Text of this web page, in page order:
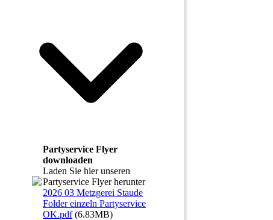
Partyservice Flyer
downloaden
Laden Sie hier unseren
Partyservice Flyer herunter
2026 03 Metzgerei Staude
Folder einzeln Partyservice
OK.pdf(6.83MB)